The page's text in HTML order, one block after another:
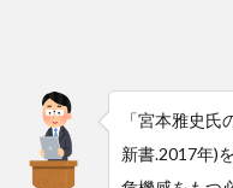
「宮本雅史
新書.2017年)